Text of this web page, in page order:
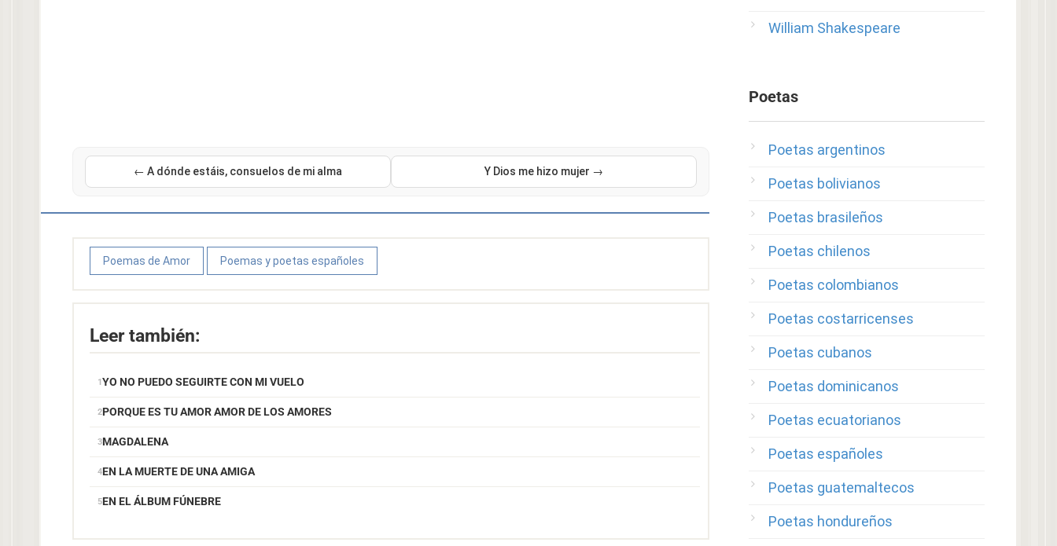
← A dónde estáis, consuelos de mi alma Y Dios me hizo mujer →
Poemas de Amor Poemas y poetas españoles
Leer también:
YO NO PUEDO SEGUIRTE CON MI VUELO
PORQUE ES TU AMOR AMOR DE LOS AMORES
MAGDALENA
EN LA MUERTE DE UNA AMIGA
EN EL ÁLBUM FÚNEBRE
William Shakespeare
Poetas
Poetas argentinos
Poetas bolivianos
Poetas brasileños
Poetas chilenos
Poetas colombianos
Poetas costarricenses
Poetas cubanos
Poetas dominicanos
Poetas ecuatorianos
Poetas españoles
Poetas guatemaltecos
Poetas hondureños